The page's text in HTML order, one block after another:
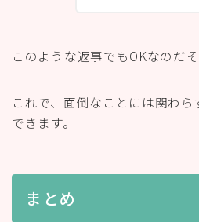
このような返事でもOKなのだそ
これで、面倒なことには関わ
できます。
まとめ